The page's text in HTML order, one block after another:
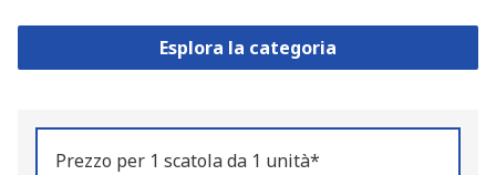
Esplora la categoria
Prezzo per 1 scatola da 1 unità*